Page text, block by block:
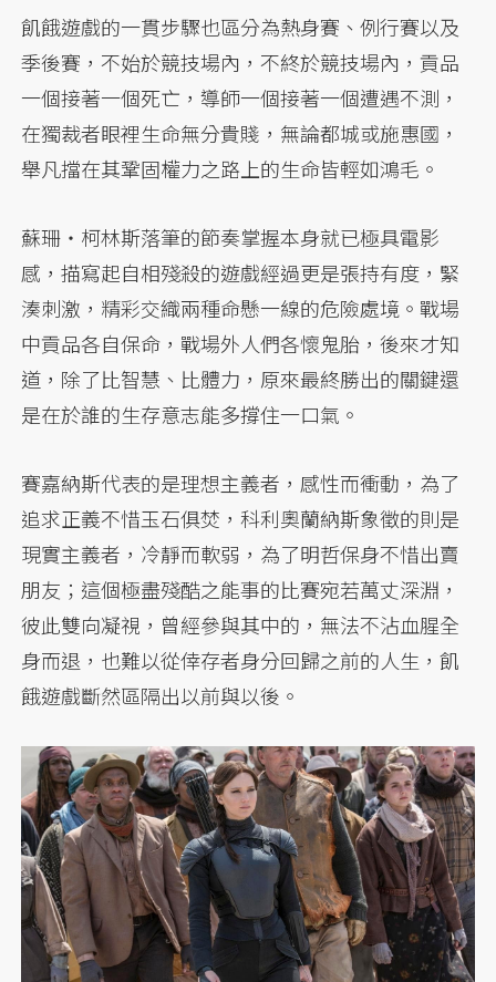
飢餓遊戲的一貫步驟也區分為熱身賽、例行賽以及
季後賽，不始於競技場內，不終於競技場內，貢品
一個接著一個死亡，導師一個接著一個遭遇不測，
在獨裁者眼裡生命無分貴賤，無論都城或施惠國，
舉凡擋在其鞏固權力之路上的生命皆輕如鴻毛。
蘇珊・柯林斯落筆的節奏掌握本身就已極具電影
感，描寫起自相殘殺的遊戲經過更是張持有度，緊
湊刺激，精彩交織兩種命懸一線的危險處境。戰場
中貢品各自保命，戰場外人們各懷鬼胎，後來才知
道，除了比智慧、比體力，原來最終勝出的關鍵還
是在於誰的生存意志能多撐住一口氣。
賽嘉納斯代表的是理想主義者，感性而衝動，為了
追求正義不惜玉石俱焚，科利奧蘭納斯象徵的則是
現實主義者，冷靜而軟弱，為了明哲保身不惜出賣
朋友；這個極盡殘酷之能事的比賽宛若萬丈深淵，
彼此雙向凝視，曾經參與其中的，無法不沾血腥全
身而退，也難以從倖存者身分回歸之前的人生，飢
餓遊戲斷然區隔出以前與以後。